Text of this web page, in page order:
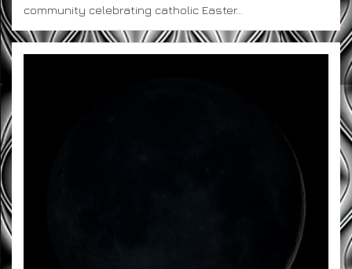
community celebrating catholic Easter…